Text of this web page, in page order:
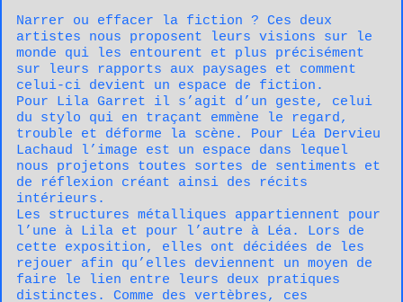
Narrer ou effacer la fiction ? Ces deux
artistes nous proposent leurs visions sur le
monde qui les entourent et plus précisément
sur leurs rapports aux paysages et comment
celui-ci devient un espace de fiction.
Pour Lila Garret il s’agit d’un geste, celui
du stylo qui en traçant emmène le regard,
trouble et déforme la scène. Pour Léa Dervieu
Lachaud l’image est un espace dans lequel
nous projetons toutes sortes de sentiments et
de réflexion créant ainsi des récits
intérieurs.
Les structures métalliques appartiennent pour
l’une à Lila et pour l’autre à Léa. Lors de
cette exposition, elles ont décidées de les
rejouer afin qu’elles deviennent un moyen de
faire le lien entre leurs deux pratiques
distinctes. Comme des vertèbres, ces